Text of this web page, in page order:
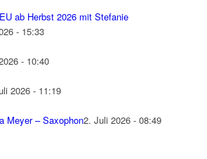
ab Herbst 2026 mit Stefanie
- 15:33
- 10:40
2026 - 11:19
Meyer – Saxophon2. Juli 2026 - 08:49